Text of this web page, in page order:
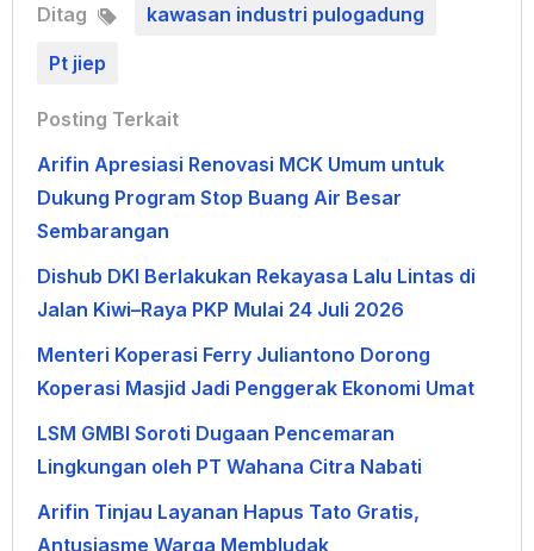
Ditag kawasan industri pulogadung
Pt jiep
Posting Terkait
Arifin Apresiasi Renovasi MCK Umum untuk
Dukung Program Stop Buang Air Besar
Sembarangan
Dishub DKI Berlakukan Rekayasa Lalu Lintas di
Jalan Kiwi–Raya PKP Mulai 24 Juli 2026
Menteri Koperasi Ferry Juliantono Dorong
Koperasi Masjid Jadi Penggerak Ekonomi Umat
LSM GMBI Soroti Dugaan Pencemaran
Lingkungan oleh PT Wahana Citra Nabati
Arifin Tinjau Layanan Hapus Tato Gratis,
Antusiasme Warga Membludak